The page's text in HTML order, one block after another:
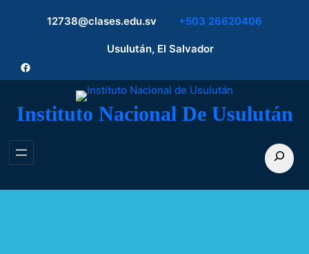
12738@clases.edu.sv +503 26620406
Usulután, El Salvador
Facebook
Instituto Nacional De Usulután